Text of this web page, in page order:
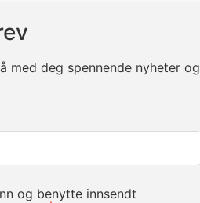
med deg spennende nyheter og
og benytte innsendt